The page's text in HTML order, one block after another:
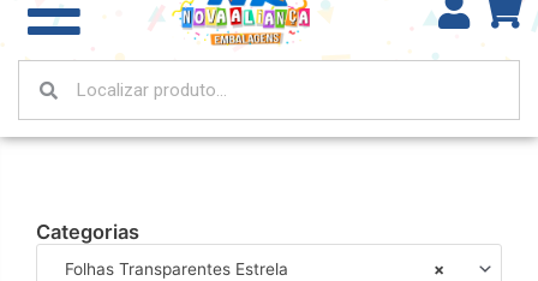
Categorias
×
Folhas Transparentes Estrela